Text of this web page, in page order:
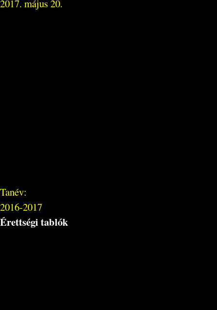
2017. május 20.
Tanév:
2016-2017
Érettségi tablók